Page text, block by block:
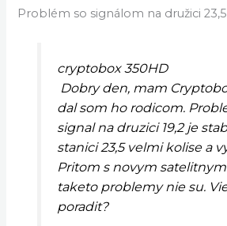
Problém so signálom na družici
cryptobox 350HD
Dobry den, mam
dal som ho rodicom.
signal na druzici 19,2 je
stanici 23,5 velmi kolise a
Pritom s novym
taketo problemy nie su.
poradit?